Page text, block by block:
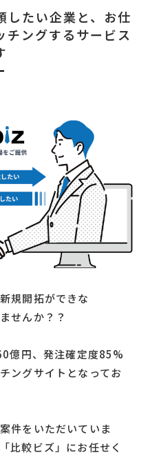
たい企業と、 お仕
チングするサービス
規開拓ができな
せんか？？
億円、発注確定度85%
ングサイトとなってお
件をいただいていま
比較ビズ」にお任せく